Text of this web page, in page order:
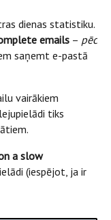
dienas statistiku.
emails – pēc
saņemt e-pastā
vairākiem
tiks
a slow
(iespējot, ja ir